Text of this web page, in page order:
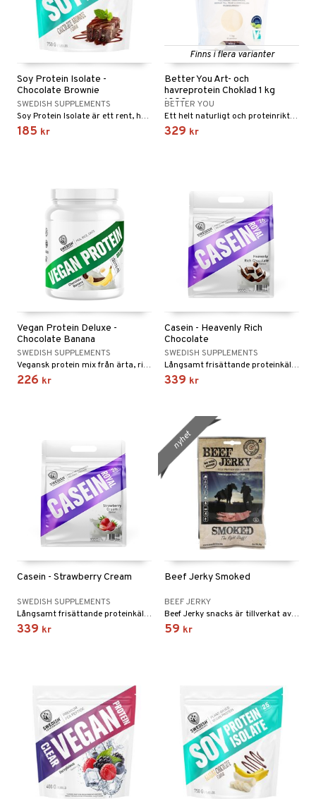
Soy Protein Isolate -
Chocolate Brownie
SWEDISH SUPPLEMENTS
Soy Protein Isolate är ett rent, högkoncentrerat växtbaserat proteintillskott framställt av sojabönor
185 kr
Finns i flera varianter
Better You Ärt- och
havreprotein Choklad 1 kg
1000 gram
BETTER YOU
Ett helt naturligt och proteinrikt proteinpulver gjort på ärta och havre. Perfekt som mellanmål, i din frukostsmoothie eller som bra återhämtningsdryck efter fysisk aktivitet.
329 kr
Vegan Protein Deluxe -
Chocolate Banana
SWEDISH SUPPLEMENTS
Vegansk protein mix från ärta, ris och havre. Speciellt passande att ta direkt efter träning
226 kr
Casein - Heavenly Rich
Chocolate
SWEDISH SUPPLEMENTS
Långsamt frisättande proteinkälla från mjölk som absorberas av kroppen under flera timmar.
339 kr
Casein - Strawberry Cream
SWEDISH SUPPLEMENTS
Långsamt frisättande proteinkälla från mjölk som absorberas av kroppen under flera timmar.
339 kr
Beef Jerky Smoked
BEEF JERKY
Beef Jerky snacks är tillverkat av finaste nötkött, Smoked har en mild smak med en rökig ton.
59 kr
nyhet